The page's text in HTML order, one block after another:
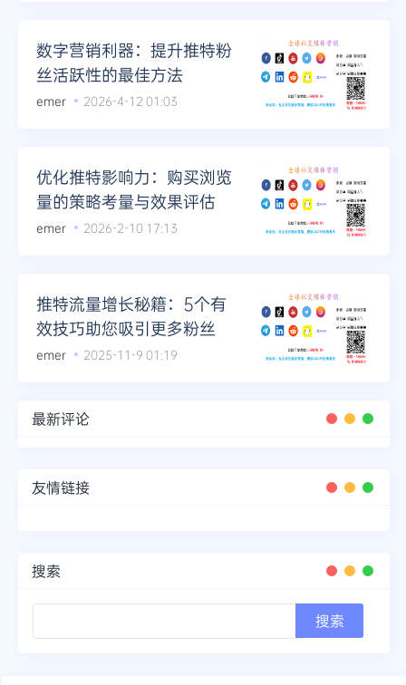
数字营销利器：提升推特粉
丝活跃性的最佳方法
emer 2026-4-12 01:03
优化推特影响力：购买浏览
量的策略考量与效果评估
emer 2026-2-10 17:13
推特流量增长秘籍：5个有
效技巧助您吸引更多粉丝
emer 2025-11-9 01:19
最新评论
友情链接
搜索